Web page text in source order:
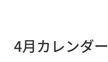
4月カレンダー